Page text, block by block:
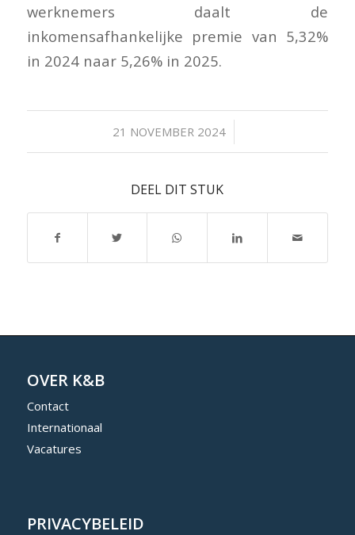
werknemers daalt de
inkomensafhankelijke premie van 5,32%
in 2024 naar 5,26% in 2025.
21 NOVEMBER 2024
/
DEEL DIT STUK
OVER K&B
Contact
Internationaal
Vacatures
PRIVACYBELEID